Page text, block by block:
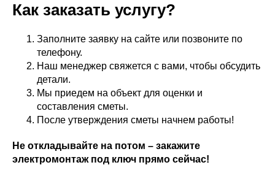
Как заказать услугу?
Заполните заявку на сайте или позвоните по
телефону.
Наш менеджер свяжется с вами, чтобы обсудить
детали.
Мы приедем на объект для оценки и
составления сметы.
После утверждения сметы начнем работы!
Не откладывайте на потом – закажите
электромонтаж под ключ прямо сейчас!